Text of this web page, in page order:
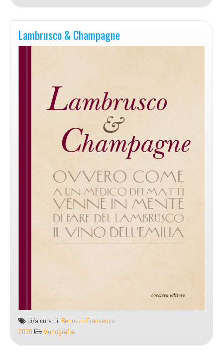
Lambrusco & Champagne
di/a cura di: Benozzo Francesco
2020
Monografia